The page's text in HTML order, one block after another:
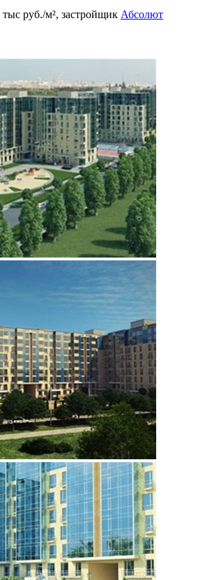
руб./м², застройщик Абсолют